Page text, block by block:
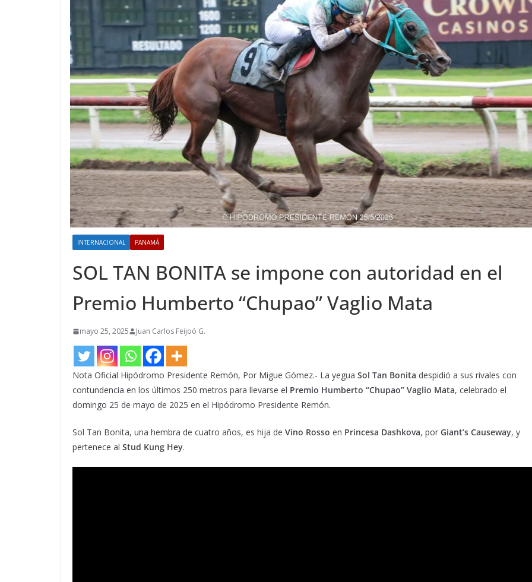
INTERNACIONAL PANAMÁ
SOL TAN BONITA se impone con autoridad en el
Premio Humberto “Chupao” Vaglio Mata
mayo 25, 2025 Juan Carlos Feijoó G.
Nota Oficial Hipódromo Presidente Remón, Por Migue Gómez.- La yegua Sol Tan Bonita despidió a sus rivales con
contundencia en los últimos 250 metros para llevarse el Premio Humberto “Chupao” Vaglio Mata, celebrado el
domingo 25 de mayo de 2025 en el Hipódromo Presidente Remón.
Sol Tan Bonita, una hembra de cuatro años, es hija de Vino Rosso en Princesa Dashkova, por Giant’s Causeway, y
pertenece al Stud Kung Hey.